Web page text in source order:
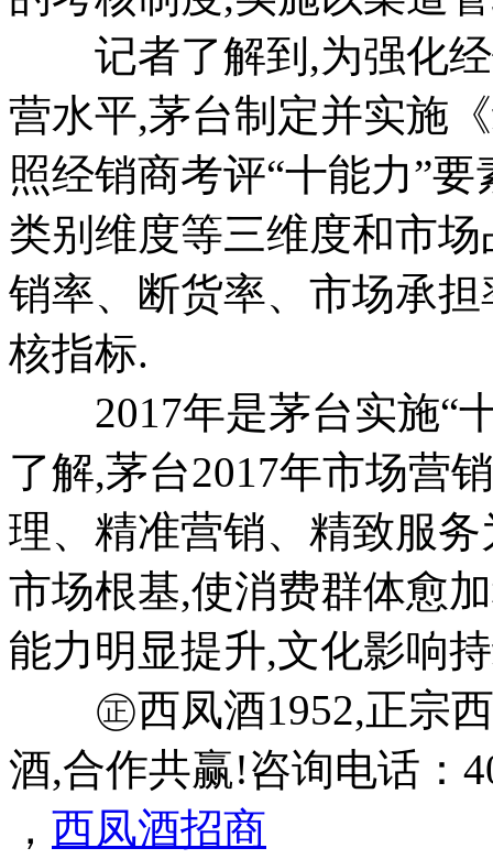
记者了解到,为强化经
营水平,茅台制定并实施
照经销商考评“十能力”
类别维度等三维度和市
销率、断货率、市场承
核指标.
2017年是茅台实施“
了解,茅台2017年市场营
理、精准营销、精致服
市场根基,使消费群体愈
能力明显提升,文化影响
㊣西凤酒1952,正宗西
酒,合作共赢!咨询电话：
， 西凤酒招商